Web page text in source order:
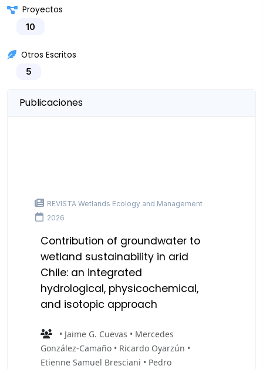
Proyectos
10
Otros Escritos
5
Publicaciones
REVISTA Wetlands Ecology and Management
2026
Contribution of groundwater to
wetland sustainability in arid
Chile: an integrated
hydrological, physicochemical,
and isotopic approach
• Jaime G. Cuevas • Mercedes
González‑Camaño • Ricardo Oyarzún •
Etienne Samuel Bresciani • Pedro